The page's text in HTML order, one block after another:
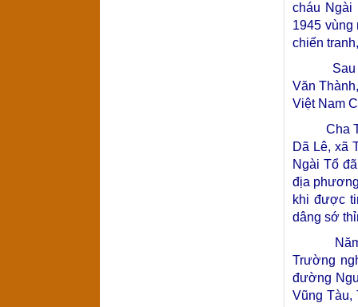
cháu Ngài
1945 vùng
chiến
Sau
Văn
Việt Nam
Cha Tôi
Dã Lê, xã
Ngài Tổ
địa
khi được
dâng sớ
Năm
Trường
đường
Vũng Tàu,